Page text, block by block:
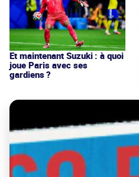
Et maintenant Suzuki : à quoi
joue Paris avec ses
gardiens ?